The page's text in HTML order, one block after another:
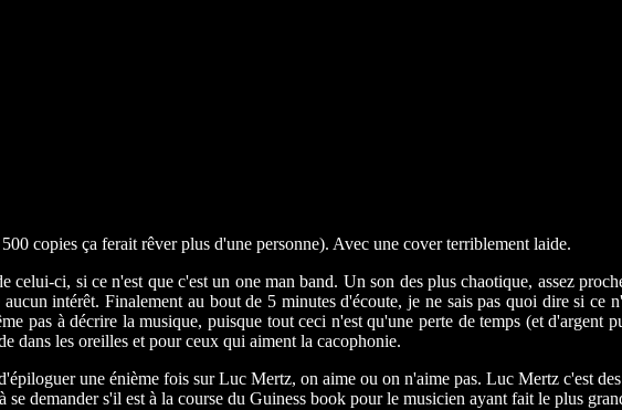
copies ça ferait rêver plus d'une personne). Avec une cover terriblement laide.
celui-ci, si ce n'est que c'est un one man band. Un son des plus chaotique, assez
intérêt. Finalement au bout de 5 minutes d'écoute, je ne sais pas quoi dire si ce
pas à décrire la musique, puisque tout ceci n'est qu'une perte de temps (et d'argent
dans les oreilles et pour ceux qui aiment la cacophonie.
une énième fois sur Luc Mertz, on aime ou on n'aime pas. Luc Mertz c'est
se demander s'il est à la course du Guiness book pour le musicien ayant fait le plus